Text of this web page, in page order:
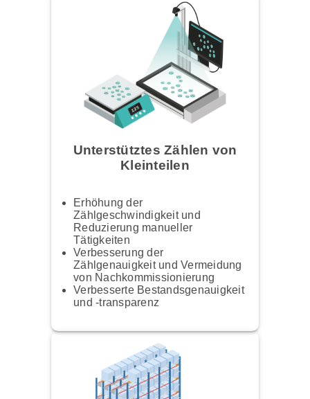
Unterstütztes Zählen von
Kleinteilen
Erhöhung der
Zählgeschwindigkeit und
Reduzierung manueller
Tätigkeiten
Verbesserung der
Zählgenauigkeit und Vermeidung
von Nachkommissionierung
Verbesserte Bestandsgenauigkeit
und -transparenz